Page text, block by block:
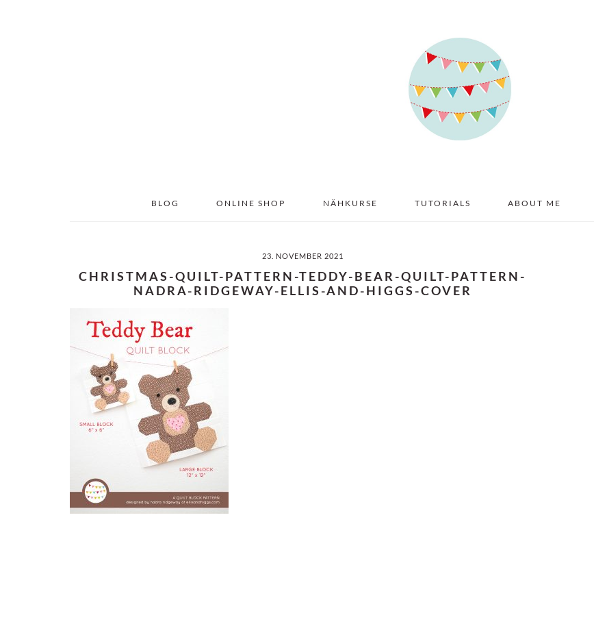
BLOG ONLINE SHOP NÄHKURSE TUTORIALS ABOUT ME
23. NOVEMBER 2021
CHRISTMAS-QUILT-PATTERN-TEDDY-BEAR-QUILT-PATTERN-
NADRA-RIDGEWAY-ELLIS-AND-HIGGS-COVER